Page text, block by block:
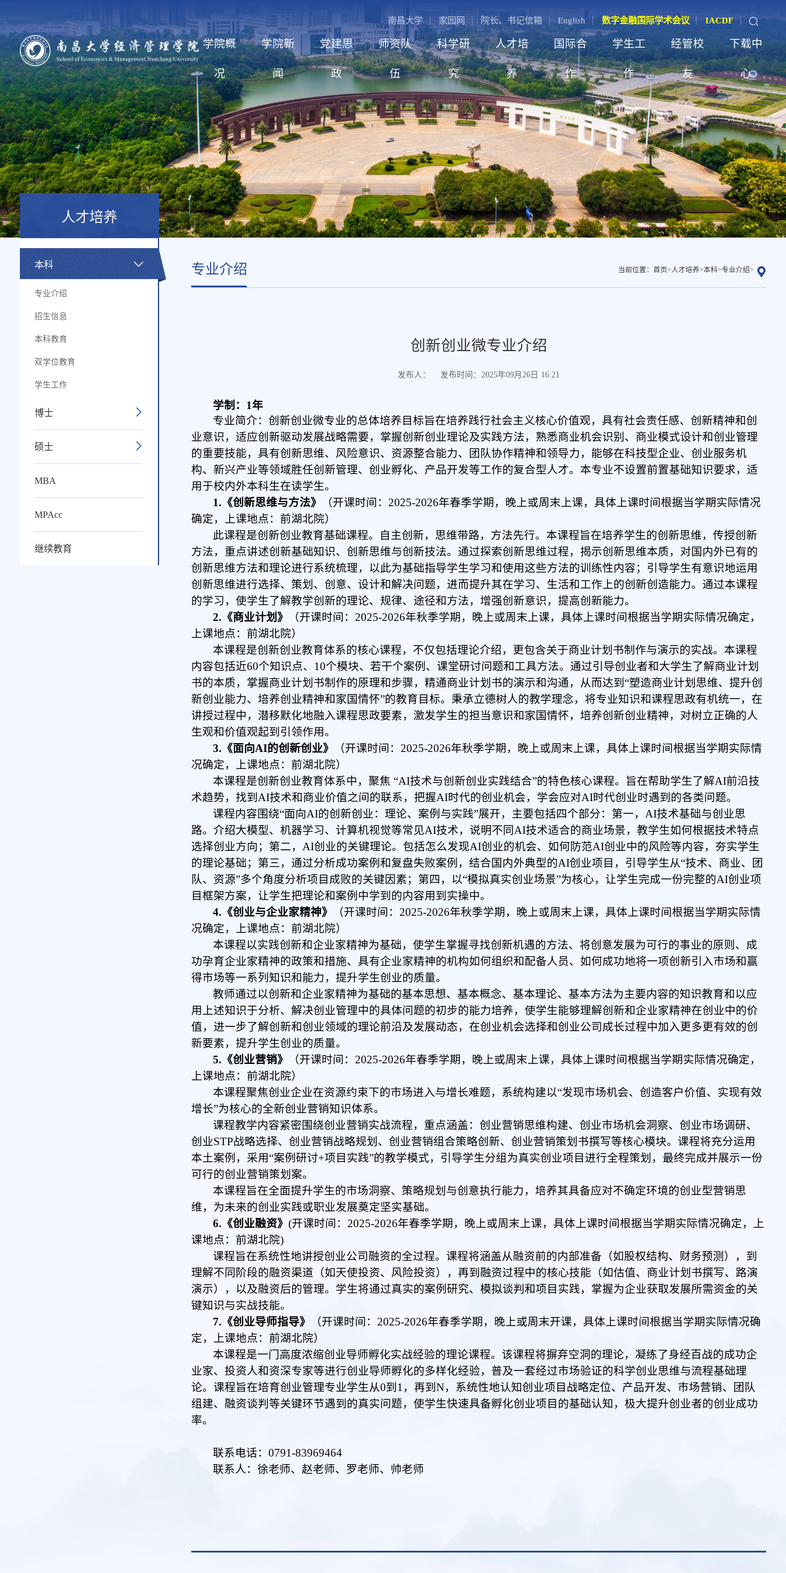
南昌大学 家园网 院长、书记信箱 English 数字金融国际学术会议 IACDF
学院概
况
学院新
闻
党建思
政
师资队
伍
科学研
究
人才培
养
国际合
作
学生工
作
经管校
友
下载中
心
人才培养
本科
专业介绍
招生信息
本科教育
双学位教育
学生工作
博士
硕士
MBA
MPAcc
继续教育
专业介绍 当前位置：首页> 人才培养>本科>专业介绍>
创新创业微专业介绍
发布人： 发布时间：2025年09月26日 16:21
学制：1年
专业简介：创新创业微专业的总体培养目标旨在培养践行社会主义核心价值观，具有社会责任感、创新精神和创
业意识，适应创新驱动发展战略需要，掌握创新创业理论及实践方法，熟悉商业机会识别、商业模式设计和创业管理
的重要技能，具有创新思维、风险意识、资源整合能力、团队协作精神和领导力，能够在科技型企业、创业服务机
构、新兴产业等领域胜任创新管理、创业孵化、产品开发等工作的复合型人才。 本专业不设置前置基础知识要求，适
用于校内外本科生在读学生。
1. 《创新思维与方法》 （开课时间：2025-2026年春季学期 ， 晚上或周末 上课，具体上课时间根据当学期实际情况
确定，上课地点：前湖北院）
此课程是创新创业教育基础课程。自主创新，思维带路，方法先行。本课程旨在培养学生的创新思维，传授创新
方法，重点讲述创新基础知识、创新思维与创新技法。通过探索创新思维过程，揭示创新思维本质，对国内外已有的
创新思维方法和理论进行系统梳理，以此为基础指导学生学习和使用这些方法的训练性内容；引导学生有意识地运用
创新思维进行选择、策划、创意、设计和解决问题，进而提升其在学习、生活和工作上的创新创造能力。通过本课程
的学习，使学生了解教学创新的理论、规律、途径和方法，增强创新意识，提高创新能力。
2.《商业计划》
（开课时间：2025-2026年秋季学期 ， 晚上或周末 上课，具体上课时间根据当学期实际情况确定，
上课地点：前湖北院）
本课程是创新创业教育体系的核心课程，不仅包括理论介绍，更包含关于商业计划书制作与演示的实战。本课程
内容包括近60个知识点、10个模块、若干个案例、课堂研讨问题和工具方法。通过引导创业者和大学生了解商业计划
书的本质，掌握商业计划书制作的原理和步骤，精通商业计划书的演示和沟通，从而达到“塑造商业计划思维、提升创
新创业能力、培养创业精神和家国情怀”的教育目标。秉承立德树人的教学理念，将专业知识和课程思政有机统一，在
讲授过程中，潜移默化地融入课程思政要素，激发学生的担当意识和家国情怀，培养创新创业精神，对树立正确的人
生观和价值观起到引领作用。
3.《面向AI的创新创业》
（开课时间：2025-2026年秋季学期 ， 晚上或周末 上课，具体上课时间根据当学期实际情
况确定，上课地点：前湖北院）
本课程是创新创业教育体系中，聚焦 “AI技术与创新创业实践结合”的特色核心课程。旨在帮助学生了解AI前沿技
术趋势，找到AI技术和商业价值之间的联系，把握AI时代的创业机会，学会应对AI时代创业时遇到的各类问题。
课程内容围绕“面向AI的创新创业：理论、案例与实践”展开，主要包括四个部分：第一，AI技术基础与创业思
路。介绍大模型、机器学习、计算机视觉等常见AI技术，说明不同AI技术适合的商业场景，教学生如何根据技术特点
选择创业方向；第二，AI创业的关键理论。包括怎么发现AI创业的机会、如何防范AI创业中的风险等内容，夯实学生
的理论基础；第三，通过分析成功案例和复盘失败案例，结合国内外典型的AI创业项目，引导学生从“技术、商业、团
队、资源”多个角度分析项目成败的关键因素；第四，以“模拟真实创业场景”为核心，让学生完成一份完整的AI创业项
目框架方案，让学生把理论和案例中学到的内容用到实操中。
4.《创业与企业家精神》
（开课时间：2025-2026年秋季学期 ， 晚上或周末 上课，具体上课时间根据当学期实际情
况确定，上课地点：前湖北院）
本课程以实践创新和企业家精神为基础，使学生掌握寻找创新机遇的方法、将创意发展为可行的事业的原则、成
功孕育企业家精神的政策和措施、具有企业家精神的机构如何组织和配备人员、如何成功地将一项创新引入市场和赢
得市场等一系列知识和能力，提升学生创业的质量。
教师通过以创新和企业家精神为基础的基本思想、基本概念、基本理论、基本方法为主要内容的知识教育和以应
用上述知识于分析、解决创业管理中的具体问题的初步的能力培养，使学生能够理解创新和企业家精神在创业中的价
值，进一步了解创新和创业领域的理论前沿及发展动态，在创业机会选择和创业公司成长过程中加入更多更有效的创
新要素，提升学生创业的质量。
5.《创业营销》
（开课时间：2025-2026年春季学期 ， 晚上或周末 上课，具体上课时间根据当学期实际情况确定，
上课地点：前湖北院）
本课程聚焦创业企业在资源约束下的市场进入与增长难题，系统构建以“发现市场机会、创造客户价值、实现有效
增长”为核心的全新创业营销知识体系。
课程教学内容紧密围绕创业营销实战流程，重点涵盖：创业营销思维构建、创业市场机会洞察、创业市场调研、
创业STP战略选择、创业营销战略规划、创业营销组合策略创新、创业营销策划书撰写等核心模块。课程将充分运用
本土案例，采用“案例研讨+项目实践”的教学模式，引导学生分组为真实创业项目进行全程策划，最终完成并展示一份
可行的创业营销策划案。
本课程旨在全面提升学生的市场洞察、策略规划与创意执行能力，培养其具备应对不确定环境的创业型营销思
维，为未来的创业实践或职业发展奠定坚实基础。
6.《创业融资》(开课时间：2025-2026年春季学期，晚上或周末 上课，具体上课时间根据当学期实际情况确定，上
课地点：前湖北院)
课程旨在系统性地讲授创业公司融资的全过程。课程将涵盖从融资前的内部准备（如股权结构、财务预测），到
理解不同阶段的融资渠道（如天使投资、风险投资），再到融资过程中的核心技能（如估值、商业计划书撰写、路演
演示），以及融资后的管理。学生将通过真实的案例研究、模拟谈判和项目实践，掌握为企业获取发展所需资金的关
键知识与实战技能。
7.《创业导师指导》
（开课时间：2025-2026年春季学期 ， 晚上或周末开课，具体上课时间根据当学期实际情况确
定，上课地点：前湖北院）
本课程是一门高度浓缩创业导师孵化实战经验的理论课程。该课程将摒弃空洞的理论，凝练了身经百战的成功企
业家、投资人和资深专家等进行创业导师孵化的多样化经验，普及一套经过市场验证的科学创业思维与流程基础理
论。课程旨在培育创业管理专业学生从0到1，再到N，系统性地认知创业项目战略定位、产品开发、市场营销、团队
组建、融资谈判等关键环节遇到的真实问题，使学生快速具备孵化创业项目的基础认知，极大提升创业者的创业成功
率。
联系电话：0791-83969464
联系人：徐老师、赵老师、罗老师、帅老师